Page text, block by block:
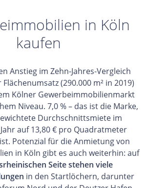
in Köln
kaufen
Anstieg im Zehn-Jahres-Vergleich
(290.000 m² in 2019)
Kölner Gewerbeimmobilienmarkt
Niveau. 7,0 % – das ist die Marke,
Durchschnittsmiete im
auf 13,80 € pro Quadratmeter
Potenzial für die Anmietung von
in Köln gibt es auch weiterhin: auf
Seite stehen viele
in den Startlöchern, darunter